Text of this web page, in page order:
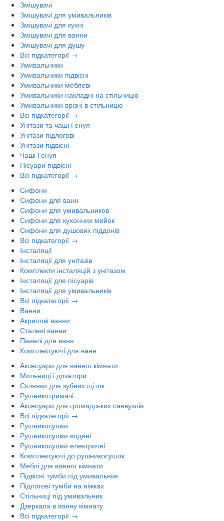
Змішувачі
Змішувачі для умивальників
Змішувачі для кухні
Змішувачі для ванни
Змішувачі для душу
Всі підкатегорії →
Умивальники
Умивальники підвісні
Умивальники меблеві
Умивальники накладні на стільницю
Умивальники врізні в стільницю
Всі підкатегорії →
Унітази та чаші Генуя
Унітази підлогові
Унітази підвісні
Чаші Генуя
Пісуари підвісні
Всі підкатегорії →
Сифони
Сифони для ванн
Сифони для умивальников
Сифони для кухонних мийок
Сифони для душових піддонів
Всі підкатегорії →
Інсталяції
Інсталяції для унітазів
Комплекти інсталяцій з унітазом
Інсталяції для пісуарів
Інсталяції для умивальників
Всі підкатегорії →
Ванни
Акрилові ванни
Сталеві ванни
Панелі для ванн
Комплектуючі для ванн
Аксесуари для ванної кімнати
Мильниці і дозатори
Склянки для зубних щіток
Рушникотримачі
Аксесуари для громадських санвузлів
Всі підкатегорії →
Рушникосушки
Рушникосушки водяні
Рушникосушки електричні
Комплектуючі до рушникосушок
Меблі для ванної кімнати
Підвісні тумби під умивальник
Підлогові тумби на ніжках
Стільниці під умивальник
Дзеркала в ванну кімнату
Всі підкатегорії →